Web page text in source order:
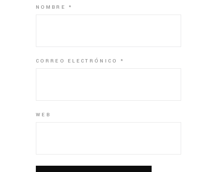
NOMBRE*
CORREO ELECTRÓNICO *
WEB